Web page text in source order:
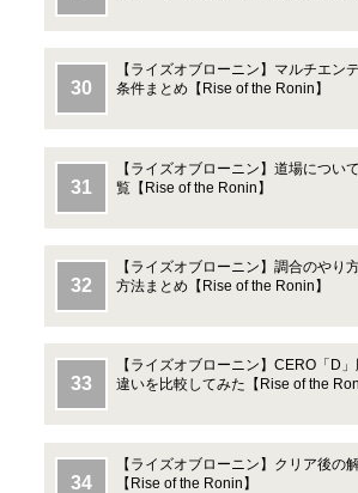
【ライズオブローニン】マルチエン
条件まとめ【Rise of the Ronin】
【ライズオブローニン】道場につい
覧【Rise of the Ronin】
【ライズオブローニン】調合のやり
方法まとめ【Rise of the Ronin】
【ライズオブローニン】CERO「D
違いを比較してみた【Rise of the
【ライズオブローニン】クリア後の
【Rise of the Ronin】